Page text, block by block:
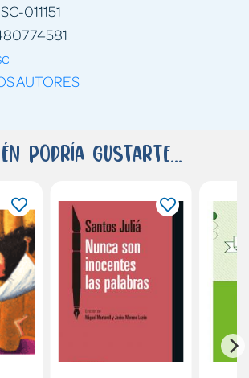
SC-011151
AUTORES
podría gustarte...